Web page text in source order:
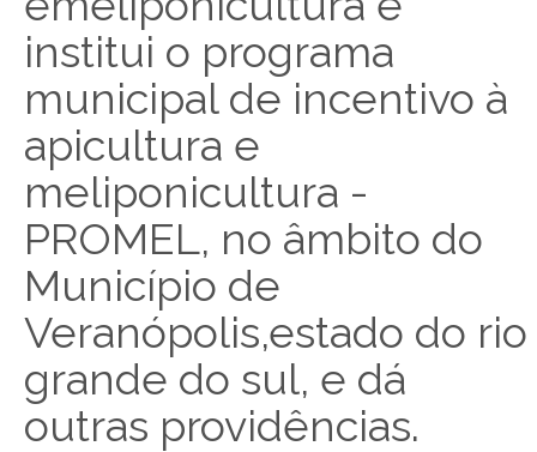
institui o programa
municipal de incentivo à
apicultura e
meliponicultura -
PROMEL, no âmbito do
Município de
Veranópolis,estado do rio
grande do sul, e dá
outras providências.